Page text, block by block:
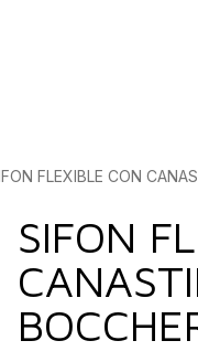
FLEXIBLE CON
SIFON